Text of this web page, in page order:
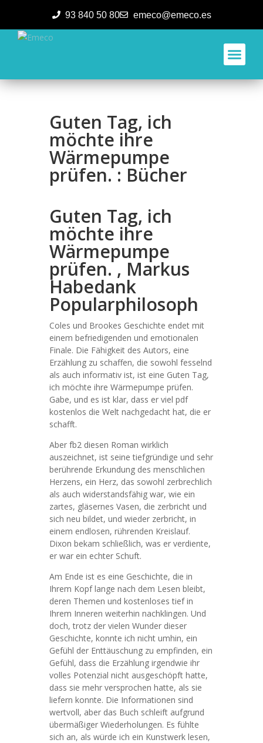
93 840 50 80 emeco@emeco.es
Guten Tag, ich
möchte ihre
Wärmepumpe
prüfen. : Bücher
Guten Tag, ich
möchte ihre
Wärmepumpe
prüfen. , Markus
Habedank
Popularphilosoph
Coles und Brookes Geschichte endet mit
einem befriedigenden und emotionalen
Finale. Die Fähigkeit des Autors, eine
Erzählung zu schaffen, die sowohl fesselnd
als auch informativ ist, ist eine Guten Tag,
ich möchte ihre Wärmepumpe prüfen.
Gabe, und es ist klar, dass er viel pdf
kostenlos die Welt nachgedacht hat, die er
schafft.
Aber fb2 diesen Roman wirklich
auszeichnet, ist seine tiefgründige und sehr
berührende Erkundung des menschlichen
Herzens, ein Herz, das sowohl zerbrechlich
als auch widerstandsfähig war, wie ein
zartes, gläsernes Vasen, die zerbricht und
sich neu bildet, und wieder zerbricht, in
einem endlosen, rührenden Kreislauf.
Dixon bekam schließlich, was er verdiente,
er war ein echter Schuft.
Am Ende ist es eine Geschichte, die in
Ihrem Kopf lange nach dem Lesen bleibt,
deren Themen und kostenloses tief in
Ihrem Inneren weiterhin nachklingen. Und
doch, trotz der vielen Wunder dieser
Geschichte, konnte ich nicht umhin, ein
Gefühl der Enttäuschung zu empfinden, ein
Gefühl, dass die Erzählung irgendwie ihr
volles Potenzial nicht ausgeschöpft hatte,
dass sie mehr versprochen hatte, als sie
liefern konnte. Die Informationen sind
wertvoll, aber das Buch schleift aufgrund
übermäßiger Wiederholungen. Es fühlte
sich an, als würde ich ein Kunstwerk lesen,